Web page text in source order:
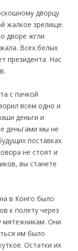
дворцу
жалкое зрелище.
дворе жгли
Всех белых
президента. Нас
с пачкой
всем одно и
деньги и
деньгами мы не
поставках
не стоят и
вы станете
в Конго было
к полету через
мятежникам. Они
им было
Остатки их